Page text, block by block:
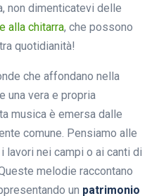
non dimenticatevi delle
alla chitarra, che possono
quotidianità!
che affondano nella
una vera e propria
musica è emersa dalle
comune. Pensiamo alle
lavori nei campi o ai canti di
melodie raccontano
un patrimonio